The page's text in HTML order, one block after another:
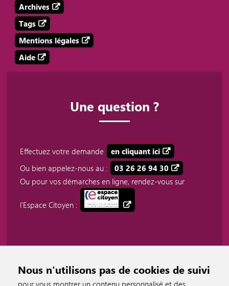
Nous n'utilisons pas de cookies de suivi
pour vous montrer un contenu personnalisé et des
Archives
Tags
Mentions légales
Aide
Une question ?
Effectuez votre demande
en cliquant ici
Ou bien appelez-nous au :
03 26 26 94 30
Ou pour vos démarches en ligne, rendez-vous sur
l'Espace Citoyen :